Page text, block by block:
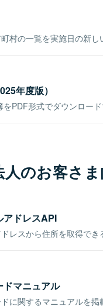
村の一覧を実施日の新し
年度版）
PDF形式でダウンロード
のお客さ
アドレスAPI
レスから住所を取得でき
ドマニュアル
に関するマニュアルを掲